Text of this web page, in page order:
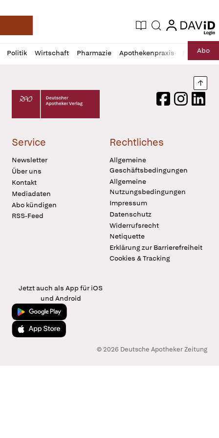
Deutsche Apotheker Zeitung
Aktuelle Ausgabe
Suche login
login
Politik Wirtschaft Pharmazie Apothekenpraxis RechtAbo
Profil
öffnen
Daz
Pur
Deutscher Apotheker Verlag Logo
FacebookInstagram
Service
Newsletter
Über uns
Kontakt
Mediadaten
Abo kündigen
RSS-Feed
Rechtliches
Allgemeine
Geschäftsbedingungen
Allgemeine
Nutzungsbedingungen
Impressum
Datenschutz
Widerrufsrecht
Netiquette
Erklärung zur Barrierefreiheit
Cookies & Tracking
Jetzt auch als App für iOS
und Android
Jetzt bei Google Play
Laden im App Store
© 2026 Deutsche Apotheker Zeitung